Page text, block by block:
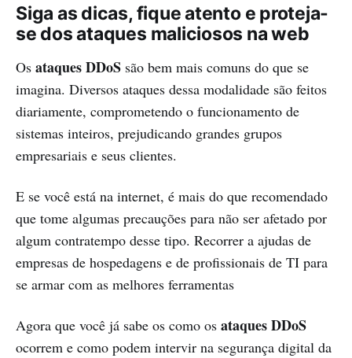
Siga as dicas, fique atento e proteja-
se dos ataques maliciosos na web
Os ataques DDoS são bem mais comuns do que se
imagina. Diversos ataques dessa modalidade são feitos
diariamente, comprometendo o funcionamento de
sistemas inteiros, prejudicando grandes grupos
empresariais e seus clientes.
E se você está na internet, é mais do que recomendado
que tome algumas precauções para não ser afetado por
algum contratempo desse tipo. Recorrer a ajudas de
empresas de hospedagens e de profissionais de TI para
se armar com as melhores ferramentas
Agora que você já sabe os como os ataques DDoS
ocorrem e como podem intervir na segurança digital da